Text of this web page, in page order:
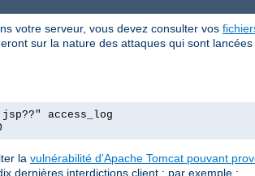
votre serveur, vous devez consulter vos
sur la nature des attaques qui sont
access_log
la vulnérabilité d'Apache Tomcat pouvant
dernières interdictions client ; par exemple :